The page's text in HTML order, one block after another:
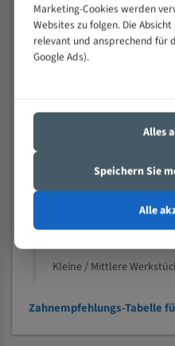
Positiver Spanwinkel
Bandkörper aus
Legierte HSS-beschichtete
Nichteisenmetalle
Speziell entwickelt für
Kleine und mittlere
Kleine / Mittlere
Zahnempfehlungs-Tabelle
Marketing-Cookies werden
Websites zu folgen. Die
relevant und ansprechend für
Google Ads).
Alles
Speichern Sie
Alle